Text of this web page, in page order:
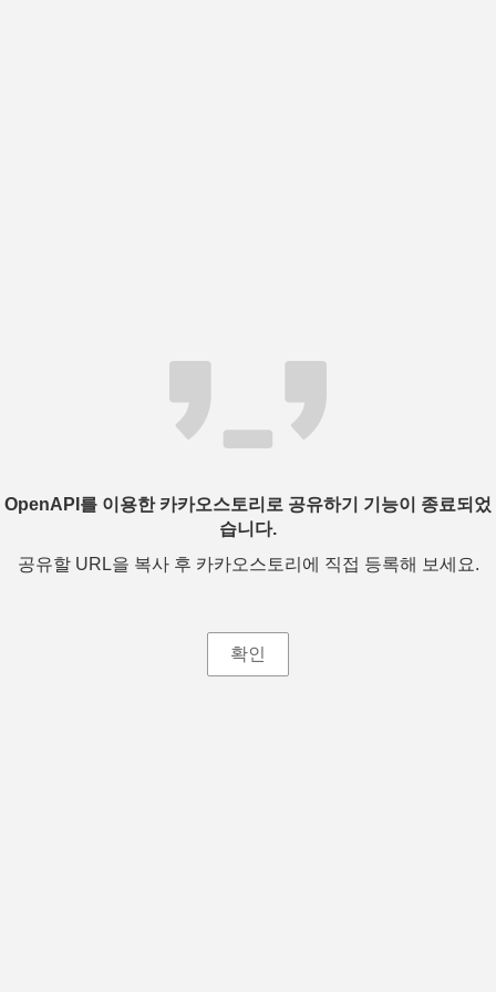
OpenAPI를 이용한 카카오스토리로 공유하기 기능이 종료되었
습니다.
공유할 URL을 복사 후 카카오스토리에 직접 등록해 보세요.
확인